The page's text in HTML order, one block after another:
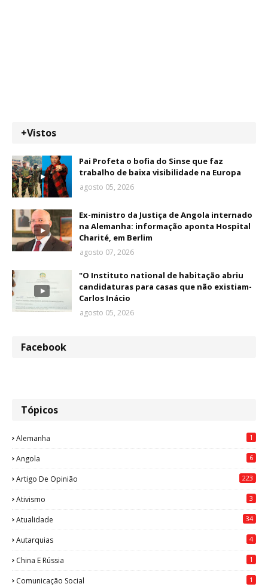
+Vistos
Pai Profeta o bofia do Sinse que faz
trabalho de baixa visibilidade na Europa
agosto 05, 2026
Ex-ministro da Justiça de Angola internado
na Alemanha: informação aponta Hospital
Charité, em Berlim
agosto 07, 2026
"O Instituto national de habitação abriu
candidaturas para casas que não existiam-
Carlos Inácio
agosto 05, 2026
Facebook
Tópicos
Alemanha 1
Angola 6
Artigo De Opinião 223
Ativismo 3
Atualidade 34
Autarquias 4
China E Rússia 1
Comunicação Social 1